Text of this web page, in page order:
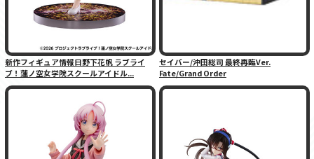
新作フィギュア情報日野下花帆 ラブライ
ブ！蓮ノ空女学院スクールアイドル...
セイバー/沖田総司 最終再臨Ver.
Fate/Grand Order